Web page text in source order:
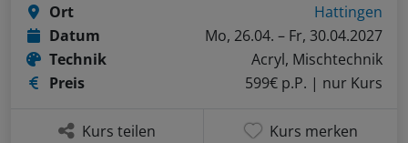
Ort
Hattingen
Datum
Mo, 26.04. – Fr, 30.04.2027
Technik
Acryl, Mischtechnik
Preis
599€ p.P. | nur Kurs
Kurs teilen Kurs merken